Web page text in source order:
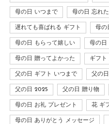
母の日 いつまで 母の日 忘れた
遅れても喜ばれる ギフト 母の
母の日 もらって嬉しい 母の日
母の日 贈ってよかった ギフト
父の日 ギフト いつまで 父の
父の日 2025 父の日 贈り物
母の日 お礼 プレゼント 花 ギ
母の日 ありがとう メッセージ